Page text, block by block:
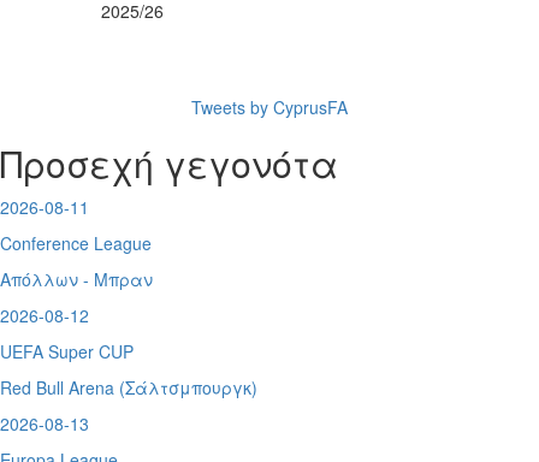
2025/26
Tweets by CyprusFA
Προσεχή γεγονότα
2026-08-11
Conference League
Απόλλων - Μπραν
2026-08-12
UEFA Super CUP
Red Bull Arena (Σάλτσμπουργκ)
2026-08-13